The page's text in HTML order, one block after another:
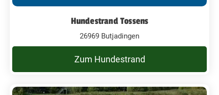
Hundestrand Tossens
26969 Butjadingen
Zum Hundestrand